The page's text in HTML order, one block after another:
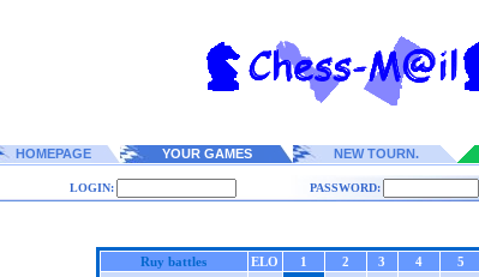
HOMEPAGE YOUR GAMES NEW TOURN.
LOGIN: PASSWORD:
Ruy battles ELO 1 2 3 4 5